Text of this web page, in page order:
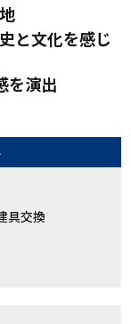
と文化を感じ
を演出
具交換